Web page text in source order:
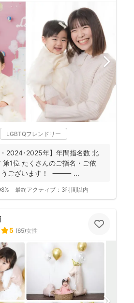
LGBTQフレンドリー
2024･2025年】年間指名数 北
第1位 たくさんのご指名・ご依
うございます！ ⸻ ...
最終アクティブ： 3時間以内
5 (65)女性